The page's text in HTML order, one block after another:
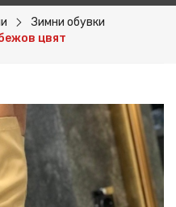
Е ПРАЗНА.
Зимни обувки
цвят